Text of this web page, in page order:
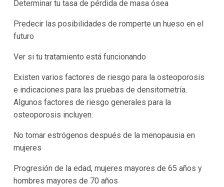
Determinar tu tasa de pérdida de masa ósea
Predecir las posibilidades de romperte un hueso en el
futuro
Ver si tu tratamiento está funcionando
Existen varios factores de riesgo para la osteoporosis
e indicaciones para las pruebas de densitometría.
Algunos factores de riesgo generales para la
osteoporosis incluyen:
No tomar estrógenos después de la menopausia en
mujeres
Progresión de la edad, mujeres mayores de 65 años y
hombres mayores de 70 años